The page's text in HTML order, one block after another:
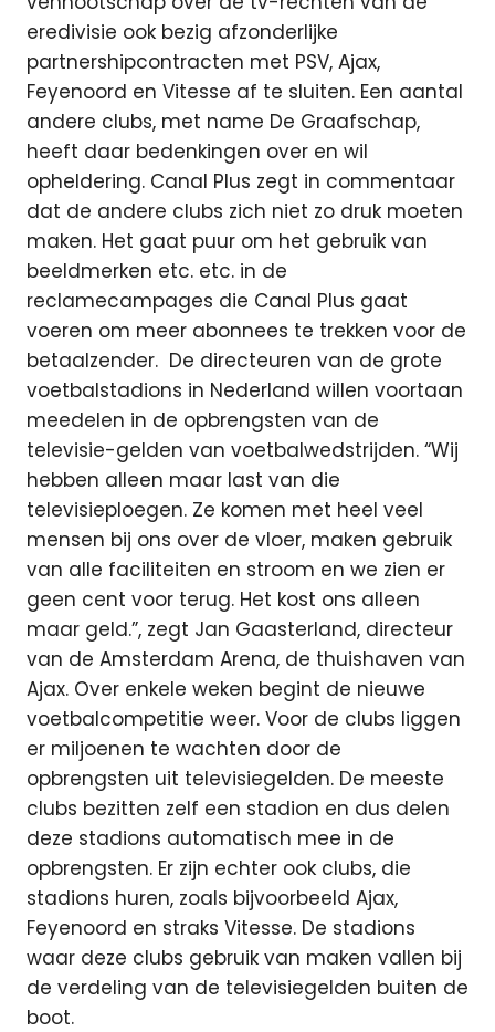
eredivisie ook bezig afzonderlijke
partnershipcontracten met PSV, Ajax,
Feyenoord en Vitesse af te sluiten. Een aantal
andere clubs, met name De Graafschap,
heeft daar bedenkingen over en wil
opheldering. Canal Plus zegt in commentaar
dat de andere clubs zich niet zo druk moeten
maken. Het gaat puur om het gebruik van
beeldmerken etc. etc. in de
reclamecampages die Canal Plus gaat
voeren om meer abonnees te trekken voor de
betaalzender. De directeuren van de grote
voetbalstadions in Nederland willen voortaan
meedelen in de opbrengsten van de
televisie-gelden van voetbalwedstrijden. “Wij
hebben alleen maar last van die
televisieploegen. Ze komen met heel veel
mensen bij ons over de vloer, maken gebruik
van alle faciliteiten en stroom en we zien er
geen cent voor terug. Het kost ons alleen
maar geld.”, zegt Jan Gaasterland, directeur
van de Amsterdam Arena, de thuishaven van
Ajax. Over enkele weken begint de nieuwe
voetbalcompetitie weer. Voor de clubs liggen
er miljoenen te wachten door de
opbrengsten uit televisiegelden. De meeste
clubs bezitten zelf een stadion en dus delen
deze stadions automatisch mee in de
opbrengsten. Er zijn echter ook clubs, die
stadions huren, zoals bijvoorbeeld Ajax,
Feyenoord en straks Vitesse. De stadions
waar deze clubs gebruik van maken vallen bij
de verdeling van de televisiegelden buiten de
boot.